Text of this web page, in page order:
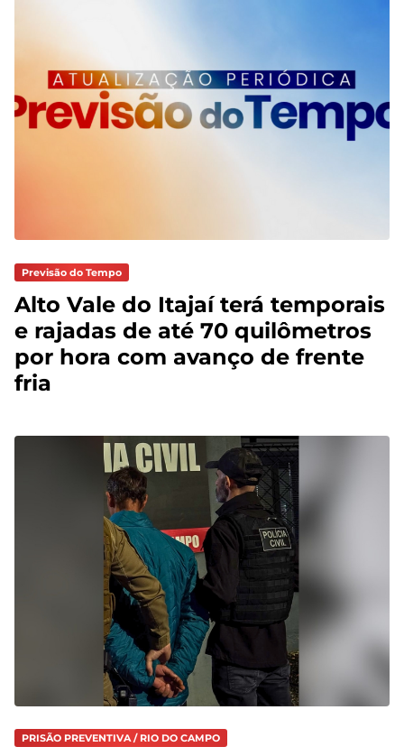
Previsão do Tempo
Alto Vale do Itajaí terá temporais
e rajadas de até 70 quilômetros
por hora com avanço de frente
fria
PRISÃO PREVENTIVA / RIO DO CAMPO